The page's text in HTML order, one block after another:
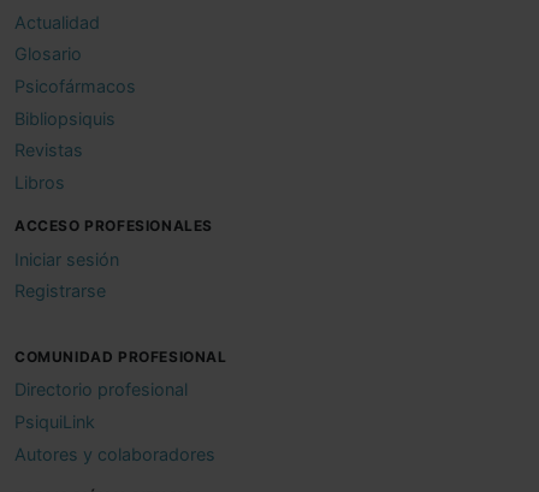
Actualidad
Glosario
Psicofármacos
Bibliopsiquis
Revistas
Libros
ACCESO PROFESIONALES
Iniciar sesión
Registrarse
COMUNIDAD PROFESIONAL
Directorio profesional
PsiquiLink
Autores y colaboradores